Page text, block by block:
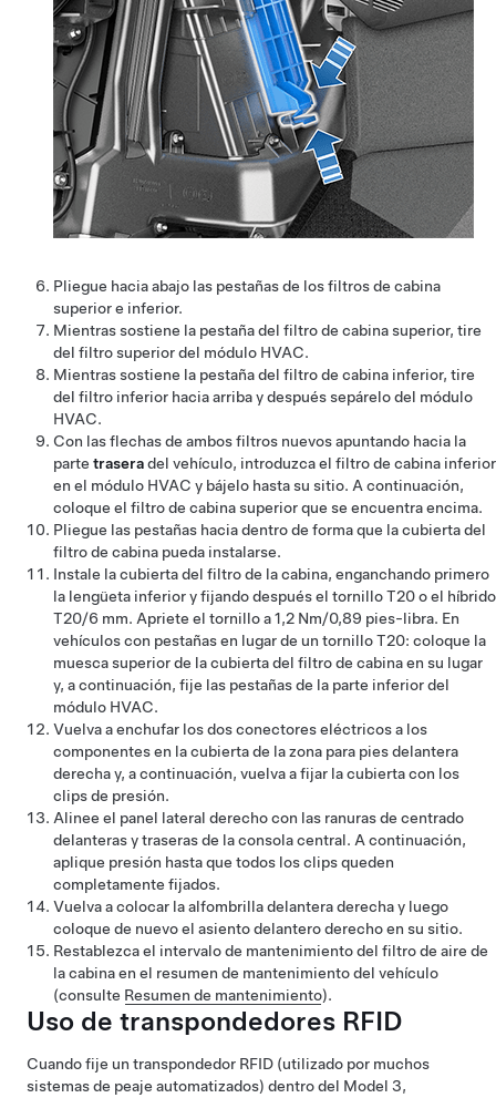
Pliegue hacia abajo las pestañas de los filtros de cabina
superior e inferior.
Mientras sostiene la pestaña del filtro de cabina superior, tire
del filtro superior del módulo HVAC.
Mientras sostiene la pestaña del filtro de cabina inferior, tire
del filtro inferior hacia arriba y después sepárelo del módulo
HVAC.
Con las flechas de ambos filtros nuevos apuntando hacia la
parte traseradel vehículo, introduzca el filtro de cabina inferior
en el módulo HVAC y bájelo hasta su sitio. A continuación,
coloque el filtro de cabina superior que se encuentra encima.
Pliegue las pestañas hacia dentro de forma que la cubierta del
filtro de cabina pueda instalarse.
Instale la cubierta del filtro de la cabina, enganchando primero
la lengüeta inferior y fijando después el tornillo T20 o el híbrido
T20/6 mm. Apriete el tornillo a 1,2 Nm/0,89 pies-libra. En
vehículos con pestañas en lugar de un tornillo T20: coloque la
muesca superior de la cubierta del filtro de cabina en su lugar
y, a continuación, fije las pestañas de la parte inferior del
módulo HVAC.
Vuelva a enchufar los dos conectores eléctricos a los
componentes en la cubierta de la zona para pies delantera
derecha y, a continuación, vuelva a fijar la cubierta con los
clips de presión.
Alinee el panel lateral derecho con las ranuras de centrado
delanteras y traseras de la consola central. A continuación,
aplique presión hasta que todos los clips queden
completamente fijados.
Vuelva a colocar la alfombrilla delantera derecha y luego
coloque de nuevo el asiento delantero derecho en su sitio.
Restablezca el intervalo de mantenimiento del filtro de aire de
la cabina en el resumen de mantenimiento del vehículo
(consulte Resumen de mantenimiento).
Uso de transpondedores RFID
Cuando fije un transpondedor RFID (utilizado por muchos
sistemas de peaje automatizados) dentro del Model 3,